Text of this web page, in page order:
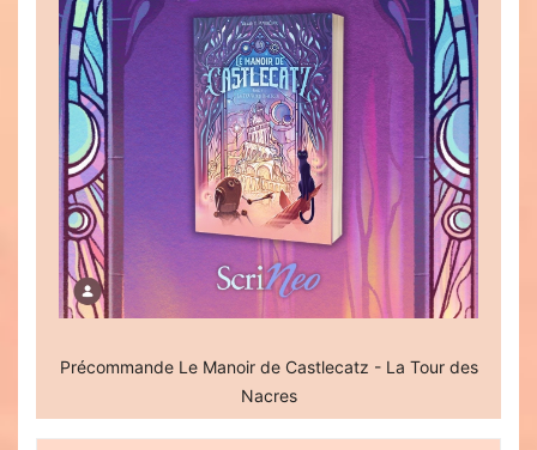
Précommande Le Manoir de Castlecatz - La Tour des
Nacres